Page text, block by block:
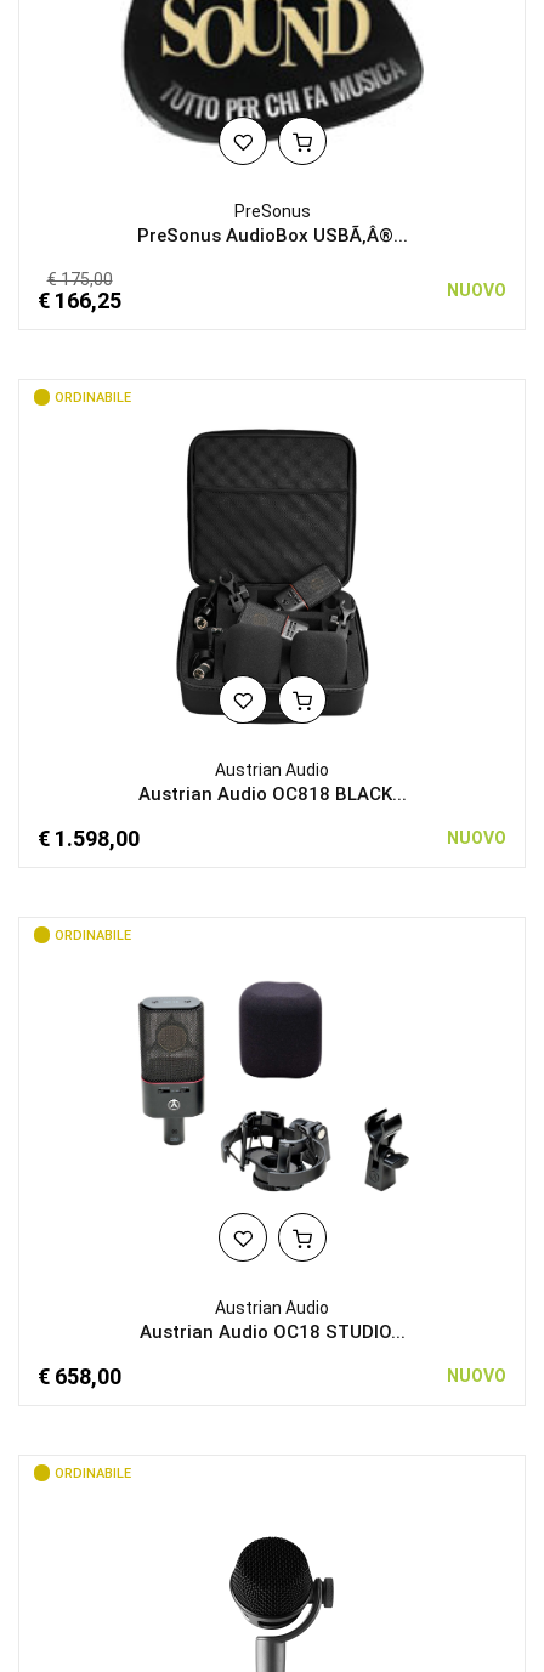
PreSonus
PreSonus AudioBox USBÃ‚Â®...
€ 175,00
€ 166,25 NUOVO
ORDINABILE
Austrian Audio
Austrian Audio OC818 BLACK...
€ 1.598,00 NUOVO
ORDINABILE
Austrian Audio
Austrian Audio OC18 STUDIO...
€ 658,00 NUOVO
ORDINABILE